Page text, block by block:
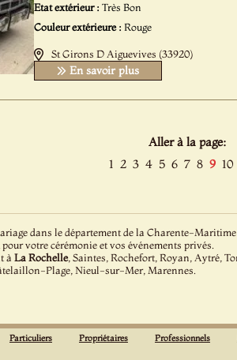
Etat extérieur : Très Bon
Couleur extérieure : Rouge
St Girons D Aiguevives (33920)
En savoir plus
Aller à la page:
1 2 3 4 5 6 7 8 9 10
dans le département de la Charente-
votre cérémonie et vos événements privés.
à La Rochelle, Saintes, Rochefort, Royan, Aytré,
Plage, Nieul-sur-Mer, Marennes.
Particuliers Propriétaires Professionnels